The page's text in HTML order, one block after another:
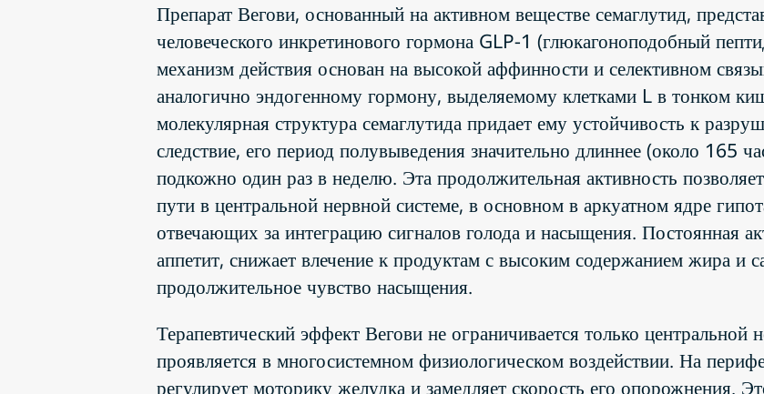
Препарат Вегови, основанный на активном веществе семаглутид,
человеческого инкретинового гормона GLP-1 (глюкагоноподобный
механизм действия основан на высокой аффинности и селективном
аналогично эндогенному гормону, выделяемому клетками L в тонком
молекулярная структура семаглутида придает ему устойчивость к
следствие, его период полувыведения значительно длиннее (около 165
подкожно один раз в неделю. Эта продолжительная активность
пути в центральной нервной системе, в основном в аркуатном ядре
отвечающих за интеграцию сигналов голода и насыщения. Постоянная
аппетит, снижает влечение к продуктам с высоким содержанием жира и
продолжительное чувство насыщения.
Терапевтический эффект Вегови не ограничивается только центральной
проявляется в многосистемном физиологическом воздействии. На
регулирует моторику желудка и замедляет скорость его опорожнения.